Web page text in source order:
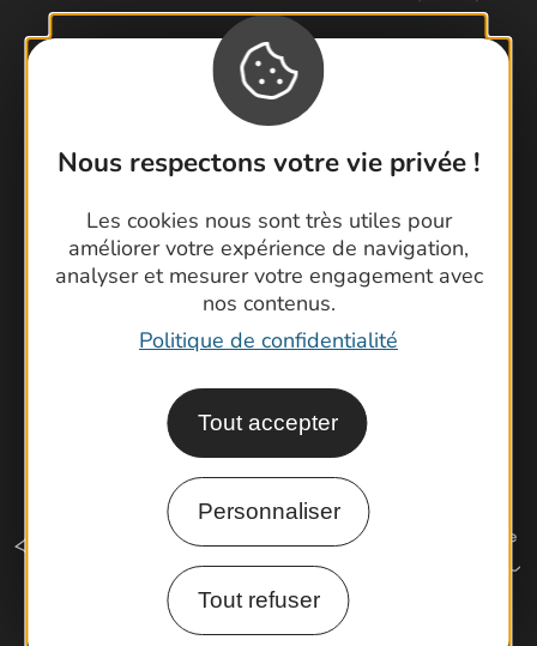
Nous respectons votre vie privée !
Les cookies nous sont très utiles pour
améliorer votre expérience de navigation,
analyser et mesurer votre engagement avec
nos contenus.
Politique de confidentialité
Tout accepter
Personnaliser
Tout refuser
Contactez-nous !
Foire aux questions
Cartoguides et Topoguides
Latitude Gard